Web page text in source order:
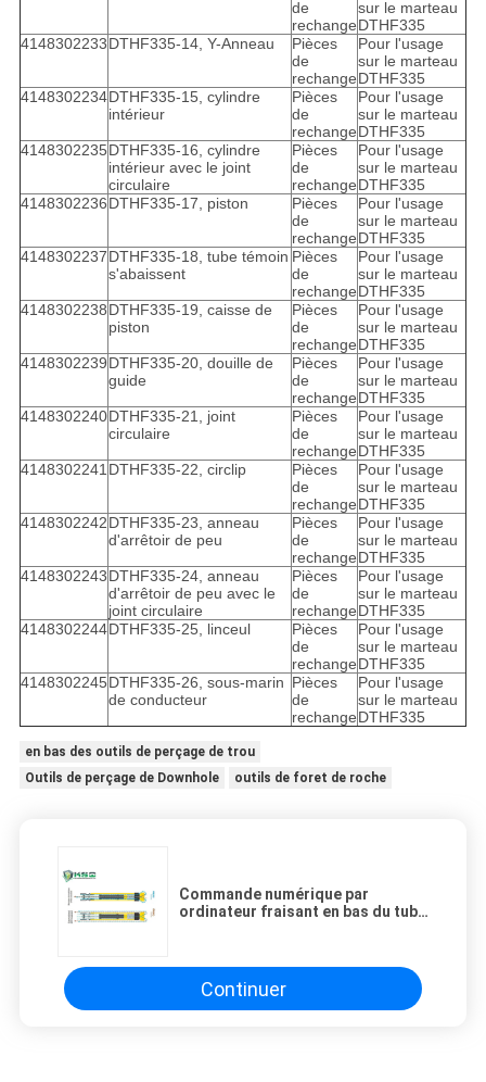
de
rechange
sur le marteau
DTHF335
4148302233DTHF335-14, Y-Anneau
Pièces
de
rechange
Pour l'usage
sur le marteau
DTHF335
4148302234DTHF335-15, cylindre
intérieur
Pièces
de
rechange
Pour l'usage
sur le marteau
DTHF335
4148302235DTHF335-16, cylindre
intérieur avec le joint
circulaire
Pièces
de
rechange
Pour l'usage
sur le marteau
DTHF335
4148302236DTHF335-17, piston
Pièces
de
rechange
Pour l'usage
sur le marteau
DTHF335
4148302237DTHF335-18, tube témoin
s'abaissent
Pièces
de
rechange
Pour l'usage
sur le marteau
DTHF335
4148302238DTHF335-19, caisse de
piston
Pièces
de
rechange
Pour l'usage
sur le marteau
DTHF335
4148302239DTHF335-20, douille de
guide
Pièces
de
rechange
Pour l'usage
sur le marteau
DTHF335
4148302240DTHF335-21, joint
circulaire
Pièces
de
rechange
Pour l'usage
sur le marteau
DTHF335
4148302241DTHF335-22, circlip
Pièces
de
rechange
Pour l'usage
sur le marteau
DTHF335
4148302242DTHF335-23, anneau
d'arrêtoir de peu
Pièces
de
rechange
Pour l'usage
sur le marteau
DTHF335
4148302243DTHF335-24, anneau
d'arrêtoir de peu avec le
joint circulaire
Pièces
de
rechange
Pour l'usage
sur le marteau
DTHF335
4148302244DTHF335-25, linceul
Pièces
de
rechange
Pour l'usage
sur le marteau
DTHF335
4148302245DTHF335-26, sous-marin
de conducteur
Pièces
de
rechange
Pour l'usage
sur le marteau
DTHF335
en bas des outils de perçage de trou
Outils de perçage de Downhole
outils de foret de roche
Commande numérique par
ordinateur fraisant en bas du tube
marteau DTHF335
Continuer